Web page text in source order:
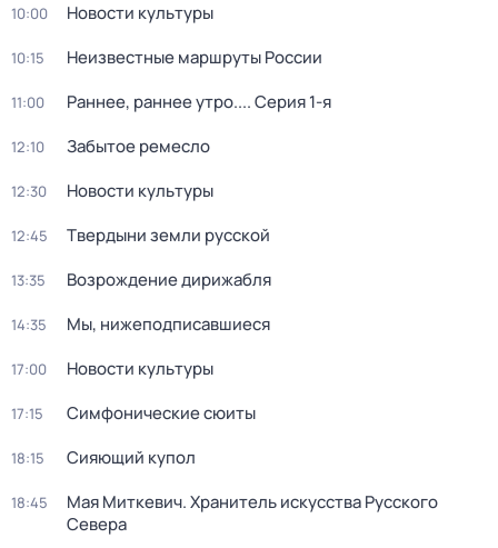
10:00 Новости культуры
10:15 Неизвестные маршруты России
11:00 Раннее, раннее утро.... Серия 1-я
12:10 Забытое ремесло
12:30 Новости культуры
12:45 Твердыни земли русской
13:35 Возрождение дирижабля
14:35 Мы, нижеподписавшиеся
17:00 Новости культуры
17:15 Симфонические сюиты
18:15 Сияющий купол
18:45
Мая Миткевич. Хранитель искусства Русского
Севера